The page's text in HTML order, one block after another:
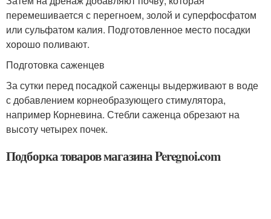
перемешивается с перегноем, золой и суперфосфатом
или сульфатом калия. Подготовленное место посадки
хорошо поливают.
Подготовка саженцев
За сутки перед посадкой саженцы выдерживают в воде
с добавлением корнеобразующего стимулятора,
например Корневина. Стебли саженца обрезают на
высоту четырех почек.
Подборка товаров магазина Peregnoi.com